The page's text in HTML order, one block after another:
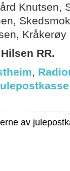
Knutsen,
Kråkerøy
RR.
,
av